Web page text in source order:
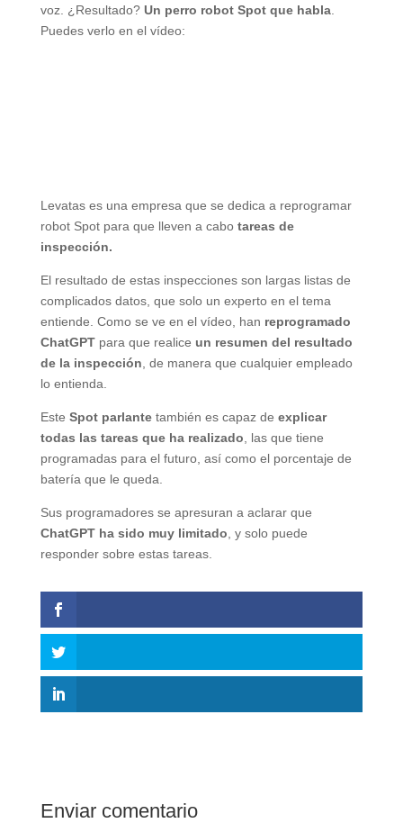
voz. ¿Resultado? Un perro robot Spot que habla.
Puedes verlo en el vídeo:
Levatas es una empresa que se dedica a reprogramar
robot Spot para que lleven a cabo tareas de
inspección.
El resultado de estas inspecciones son largas listas de
complicados datos, que solo un experto en el tema
entiende. Como se ve en el vídeo, han reprogramado
ChatGPTpara que realice un resumen del resultado
de la inspección , de manera que cualquier empleado
lo entienda.
Este Spot parlantetambién es capaz de explicar
todas las tareas que ha realizado , las que tiene
programadas para el futuro, así como el porcentaje de
batería que le queda.
Sus programadores se apresuran a aclarar que
ChatGPT ha sido muy limitado , y solo puede
responder sobre estas tareas.
Enviar comentario